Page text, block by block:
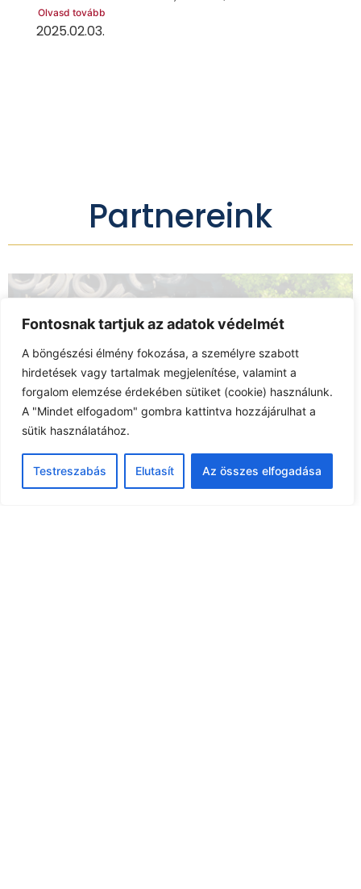
Fontosnak tartjuk az adatok védelmét
A böngészési élmény fokozása, a személyre szabott
hirdetések vagy tartalmak megjelenítése, valamint a
forgalom elemzése érdekében sütiket (cookie) használunk.
A "Mindet elfogadom" gombra kattintva hozzájárulhat a
sütik használatához.
Testreszabás Elutasít Az összes elfogadása
Olvasd tovább
2025.02.03.
Partnereink
ENUSE utánpótlás-nevelés
támogatója: